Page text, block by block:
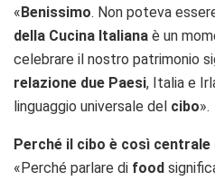
«Benissimo. Non poteva
della Cucina Italiana è un
celebrare il nostro patrimonio
relazione due Paesi, Italia e
linguaggio universale del cibo».
Perché il cibo è così
«Perché parlare di food